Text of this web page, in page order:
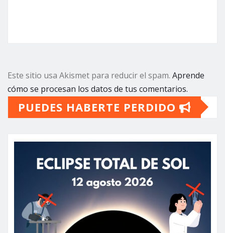
Este sitio usa Akismet para reducir el spam. Aprende
cómo se procesan los datos de tus comentarios.
PUEDES HABERTE PERDIDO